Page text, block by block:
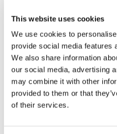
This website uses cookies
We use cookies to
provide social media features
We also share information
our social media, advertising
may combine it with other
provided to them or that
of their services.